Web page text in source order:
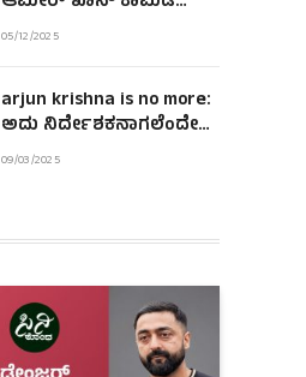
ಪೀಸಾಗಿದ್ದ ಫ್ಲಾಶ್‌ಬ್ಯಾಕ್!
05/12/2025
arjun krishna is no more:
ಅದು ನಿರ್ದೇಶಕನಾಗಲೆಂದೇ
ಹುಟ್ಟಿದಂತಿದ್ದ ಆಪ್ತ ಜೀವ!
09/03/2025